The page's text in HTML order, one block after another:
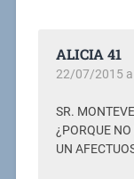
ALICIA 41
22/07/2015 a
SR.
¿PORQUE
UN